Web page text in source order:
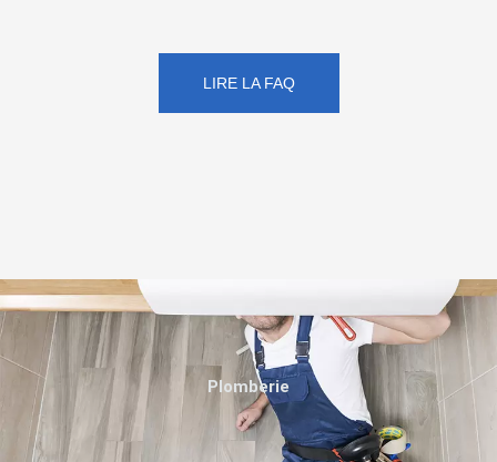
LIRE LA FAQ
Plomberie